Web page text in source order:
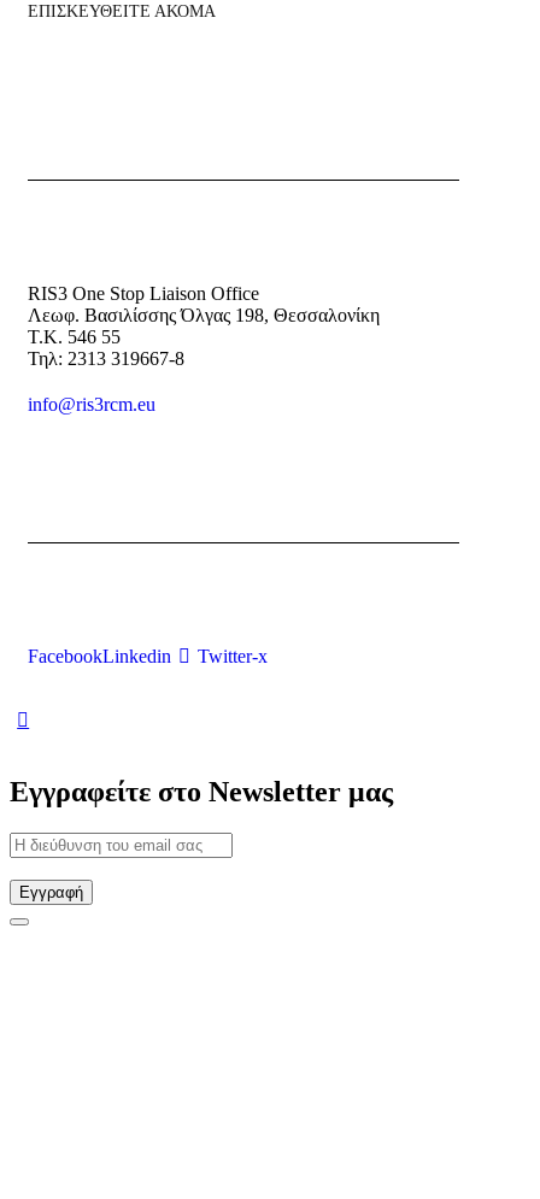
ΕΠΙΣΚΕΥΘΕΙΤΕ ΑΚΟΜΑ
RIS3 One Stop Liaison Office
Λεωφ. Βασιλίσσης Όλγας 198, Θεσσαλονίκη
Τ.Κ. 546 55
Τηλ: 2313 319667-8
info@ris3rcm.eu
FacebookLinkedin Twitter-x
Εγγραφείτε στο Newsletter μας
Εγγραφή